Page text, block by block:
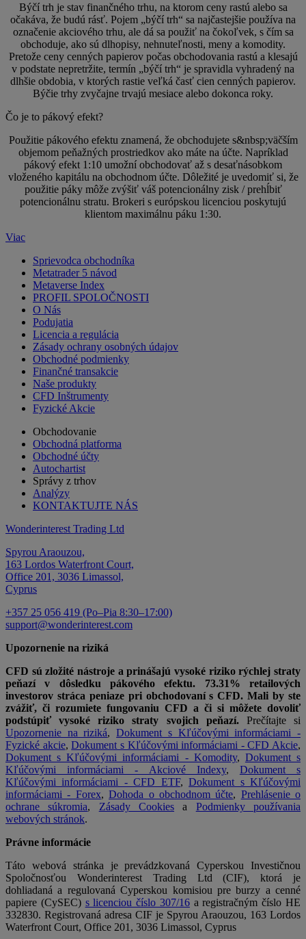
Býčí trh je stav finančného trhu, na ktorom ceny rastú alebo sa
očakáva, že budú rásť. Pojem „býčí trh“ sa najčastejšie používa na
označenie akciového trhu, ale dá sa použiť na čokoľvek, s čím sa
obchoduje, ako sú dlhopisy, nehnuteľnosti, meny a komodity.
Pretože ceny cenných papierov počas obchodovania rastú a klesajú
v podstate nepretržite, termín „býčí trh“ je spravidla vyhradený na
dlhšie obdobia, v ktorých rastie veľká časť cien cenných papierov.
Býčie trhy zvyčajne trvajú mesiace alebo dokonca roky.
Čo je to pákový efekt?
Použitie pákového efektu znamená, že obchodujete s&nbsp;väčším
objemom peňažných prostriedkov ako máte na účte. Napríklad
pákový efekt 1:10 umožní obchodovať až s desaťnásobkom
vloženého kapitálu na obchodnom účte. Dôležité je uvedomiť si, že
použitie páky môže zvýšiť váš potencionálny zisk / prehĺbiť
potencionálnu stratu. Brokeri s európskou licenciou poskytujú
klientom maximálnu páku 1:30.
Viac
Sprievodca obchodníka
Metatrader 5 návod
Metaverse Index
PROFIL SPOLOČNOSTI
O Nás
Podujatia
Licencia a regulácia
Zásady ochrany osobných údajov
Obchodné podmienky
Finančné transakcie
Naše produkty
CFD Inštrumenty
Fyzické Akcie
Obchodovanie
Obchodná platforma
Obchodné účty
Autochartist
Správy z trhov
Analýzy
KONTAKTUJTE NÁS
Wonderinterest Trading Ltd
Spyrou Araouzou,
163 Lordos Waterfront Court,
Office 201, 3036 Limassol,
Cyprus
+357 25 056 419 (Po–Pia 8:30–17:00)
support@wonderinterest.com
Upozornenie na riziká
CFD sú zložité nástroje a prinášajú vysoké riziko rýchlej straty
peňazí v dôsledku pákového efektu. 73.31% retailových
investorov stráca peniaze pri obchodovaní s CFD. Mali by ste
zvážiť, či rozumiete fungovaniu CFD a či si môžete dovoliť
podstúpiť vysoké riziko straty svojich peňazí.Prečítajte si
Upozornenie na riziká,Dokument s Kľúčovými informáciami -
Fyzické akcie,Dokument s Kľúčovými informáciami - CFD Akcie,
Dokument s Kľúčovými informáciami - Komodity, Dokument s
Kľúčovými informáciami - Akciové Indexy, Dokument s
Kľúčovými informáciami - CFD ETF,Dokument s Kľúčovými
informáciami - Forex,Dohoda o obchodnom účte, Prehlásenie o
ochrane súkromia, Zásady Cookies a Podmienky používania
webových stránok.
Právne informácie
Táto webová stránka je prevádzkovaná Cyperskou Investičnou
Spoločnosťou Wonderinterest Trading Ltd (CIF), ktorá je
dohliadaná a regulovaná Cyperskou komisiou pre burzy a cenné
papiere (CySEC) s licenciou číslo 307/16a registračným číslo HE
332830. Registrovaná adresa CIF je Spyrou Araouzou, 163 Lordos
Waterfront Court, Office 201, 3036 Limassol, Cyprus